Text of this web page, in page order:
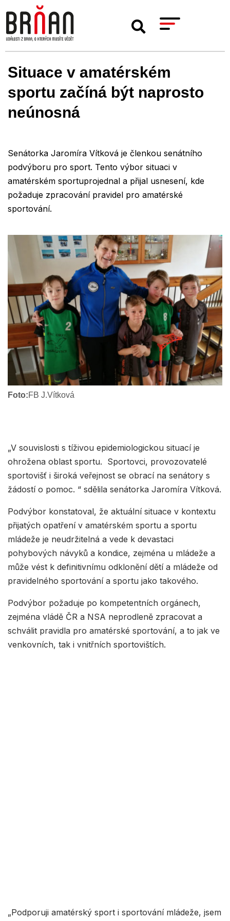
Situace v amatérském
sportu začíná být naprosto
neúnosná
Senátorka Jaromíra Vítková je členkou senátního
podvýboru pro sport. Tento výbor situaci v
amatérském sportuprojednal a přijal usnesení, kde
požaduje zpracování pravidel pro amatérské
sportování.
Foto:FB J.Vítková
„V souvislosti s tíživou epidemiologickou situací je
ohrožena oblast sportu. Sportovci, provozovatelé
sportovišť i široká veřejnost se obrací na senátory s
žádostí o pomoc. “ sdělila senátorka Jaromíra Vítková.
Podvýbor konstatoval, že aktuální situace v kontextu
přijatých opatření v amatérském sportu a sportu
mládeže je neudržitelná a vede k devastaci
pohybových návyků a kondice, zejména u mládeže a
může vést k definitivnímu odklonění dětí a mládeže od
pravidelného sportování a sportu jako takového.
Podvýbor požaduje po kompetentních orgánech,
zejména vládě ČR a NSA neprodleně zpracovat a
schválit pravidla pro amatérské sportování, a to jak ve
venkovních, tak i vnitřních sportovištích.
„Podporuji amatérský sport i sportování mládeže, jsem